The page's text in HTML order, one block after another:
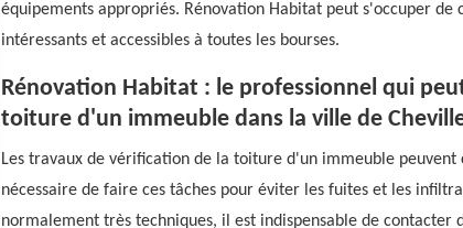
équipements appropriés. Rénovation Habitat peut s'occuper
intéressants et accessibles à toutes les bourses.
Rénovation Habitat : le professionnel qui
toiture d'un immeuble dans la ville de
Les travaux de vérification de la toiture d'un immeuble
nécessaire de faire ces tâches pour éviter les fuites et les
normalement très techniques, il est indispensable de contacter